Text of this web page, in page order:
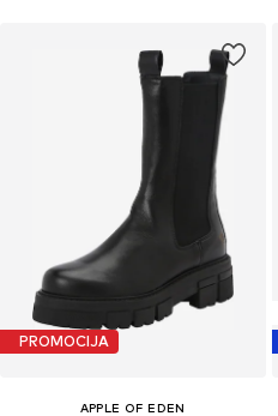
PROMOCIJA
APPLE OF EDEN